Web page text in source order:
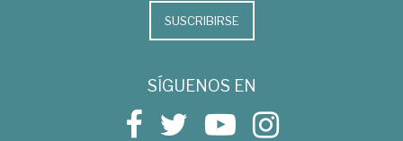
SUSCRIBIRSE
SÍGUENOS EN